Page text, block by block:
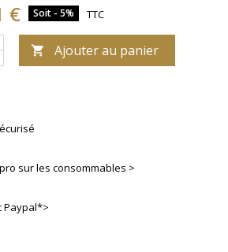
€ Soit - 5% TTC
 Ajouter au panier
sur les consommables >
Paypal*>